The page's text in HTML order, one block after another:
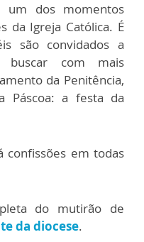
um dos momentos
da Igreja Católica. É
são convidados a
com mais
da Penitência,
Páscoa: a festa da
confissões em todas
do mutirão de
da diocese.